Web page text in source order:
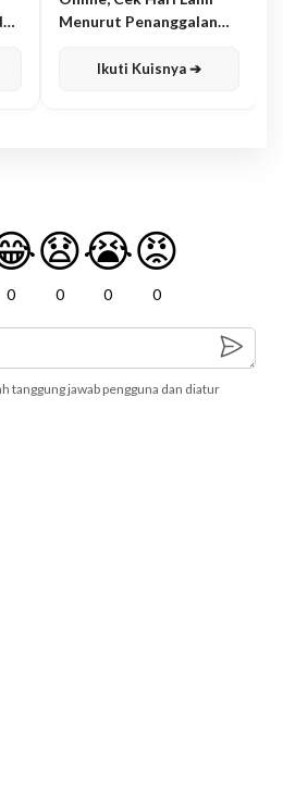
Menurut Penanggalan
Ikuti Kuisnya ➔
0
😧
0
😭
0
😡
0
tanggung jawab pengguna dan diatur